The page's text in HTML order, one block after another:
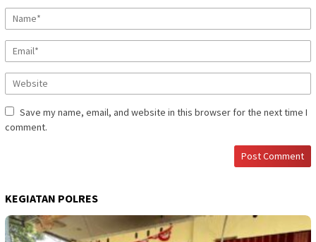
Save my name, email, and website in this browser for the next time I
comment.
KEGIATAN POLRES